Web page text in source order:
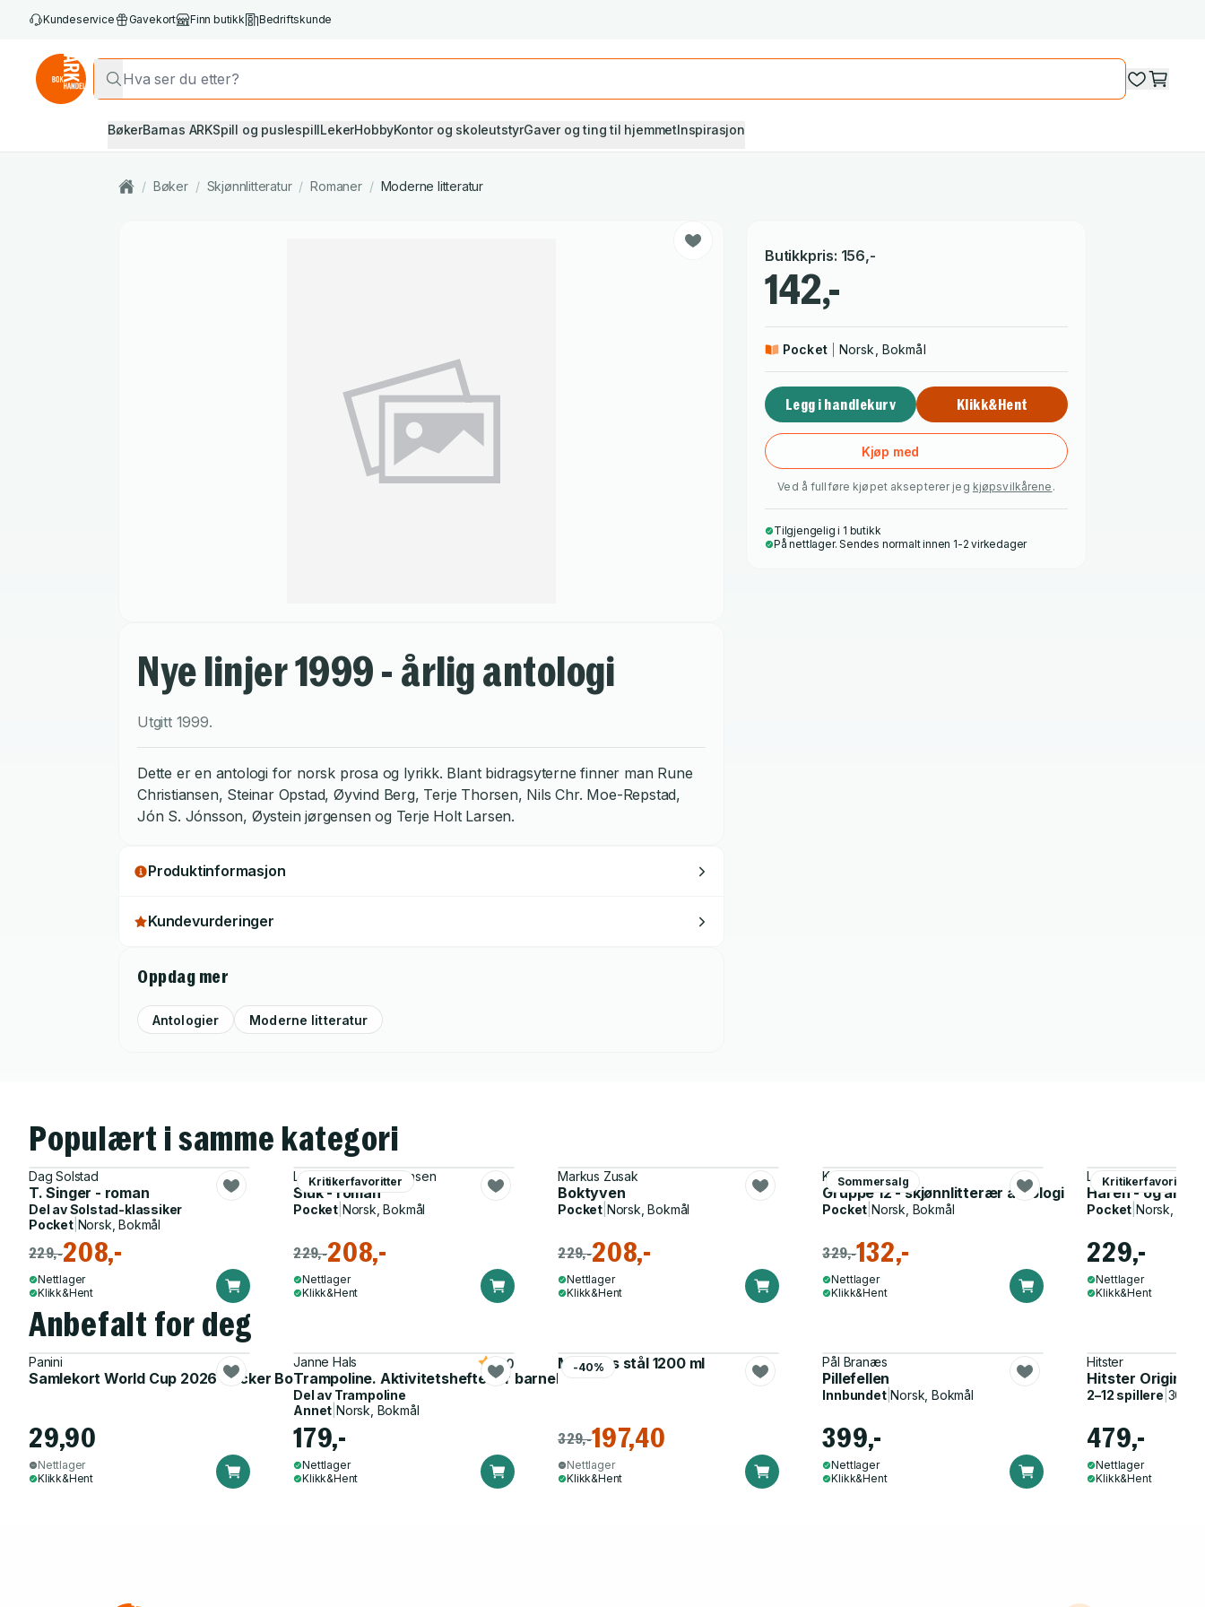
Kundeservice Gavekort Finn butikk Bedriftskunde
BøkerBarnas ARKSpill og puslespillLekerHobbyKontor og skoleutstyrGaver og ting til hjemmetInspirasjon
/ Bøker / Skjønnlitteratur / Romaner / Moderne litteratur
Nye linjer 1999 - årlig antologi
Utgitt 1999.
Dette er en antologi for norsk prosa og lyrikk. Blant bidragsyterne finner man Rune
Christiansen, Steinar Opstad, Øyvind Berg, Terje Thorsen, Nils Chr. Moe-Repstad,
Jón S. Jónsson, Øystein jørgensen og Terje Holt Larsen.
Produktinformasjon
Kundevurderinger
Oppdag mer
Antologier Moderne litteratur
Butikkpris: 156,-
142,-
Pocket Norsk, Bokmål
Legg i handlekurv Klikk&Hent
Kjøp med
Ved å fullføre kjøpet aksepterer jeg kjøpsvilkårene .
Tilgjengelig i 1 butikk
På nettlager. Sendes normalt innen 1-2 virkedager
Populært i samme kategori
Dag Solstad
T. Singer - roman
Del avSolstad-klassiker
Pocket| Norsk, Bokmål
229,-208,-
Nettlager
Klikk&Hent
Kritikerfavoritter
Lars Saabye Christensen
Sluk - roman
Pocket| Norsk, Bokmål
229,-208,-
Nettlager
Klikk&Hent
Markus Zusak
Boktyven
Pocket Norsk, Bokmål
229,-208,-
Nettlager
Klikk&Hent
Sommersalg
Karin Nygård
Gruppe 12 - skjønnlitterær antologi
Pocket Norsk, Bokmål
329,-132,-
Nettlager
Klikk&Hent
Kritikerfavoritter
Lars Saabye
Haren - og
Pocket |Norsk,
229,-
Nettlager
Klikk&Hent
Anbefalt for deg
Panini
Samlekort World Cup 2026 Sticker Booster
29,90
Nettlager
Klikk&Hent
Janne Hals
Trampoline. Aktivitetshefte for barnehagen
5.0
Del av Trampoline
Annet Norsk, Bokmål
179,-
Nettlager
Klikk&Hent
-40%
Matboks stål 1200 ml
329,-197,40
Nettlager
Klikk&Hent
Pål Branæs
Pillefellen
Innbundet|Norsk, Bokmål
399,-
Nettlager
Klikk&Hent
Hitster
Hitster Original
2–12 spillere
479,-
Nettlager
Klikk&Hent